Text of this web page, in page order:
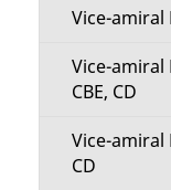
Vice-amiral
Vice-amiral
CBE, CD
Vice-amiral
CD